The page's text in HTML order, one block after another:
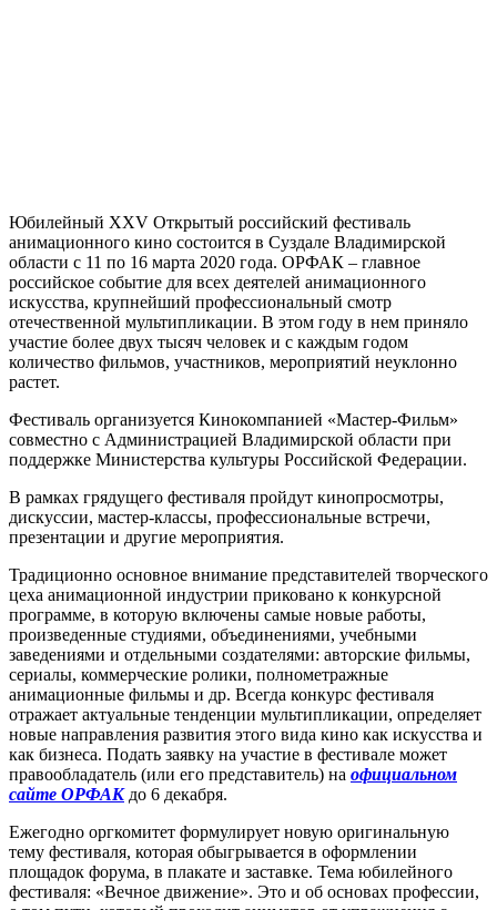
Юбилейный XXV Открытый российский фестиваль
анимационного кино состоится в Суздале Владимирской
области с 11 по 16 марта 2020 года. ОРФАК – главное
российское событие для всех деятелей анимационного
искусства, крупнейший профессиональный смотр
отечественной мультипликации. В этом году в нем приняло
участие более двух тысяч человек и с каждым годом
количество фильмов, участников, мероприятий неуклонно
растет.
Фестиваль организуется Кинокомпанией «Мастер-Фильм»
совместно с Администрацией Владимирской области при
поддержке Министерства культуры Российской Федерации.
В рамках грядущего фестиваля пройдут кинопросмотры,
дискуссии, мастер-классы, профессиональные встречи,
презентации и другие мероприятия.
Традиционно основное внимание представителей творческого
цеха анимационной индустрии приковано к конкурсной
программе, в которую включены самые новые работы,
произведенные студиями, объединениями, учебными
заведениями и отдельными создателями: авторские фильмы,
сериалы, коммерческие ролики, полнометражные
анимационные фильмы и др. Всегда конкурс фестиваля
отражает актуальные тенденции мультипликации, определяет
новые направления развития этого вида кино как искусства и
как бизнеса. Подать заявку на участие в фестивале может
правообладатель (или его представитель) на официальном
сайте ОРФАКдо 6 декабря.
Ежегодно оргкомитет формулирует новую оригинальную
тему фестиваля, которая обыгрывается в оформлении
площадок форума, в плакате и заставке. Тема юбилейного
фестиваля: «Вечное движение». Это и об основах профессии,